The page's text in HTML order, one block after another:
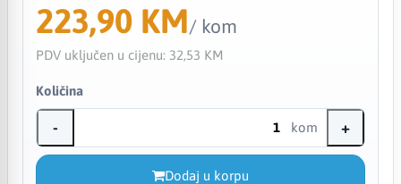
223,90 KM/ kom
PDV uključen u cijenu: 32,53 KM
Količina
- kom +
Dodaj u korpu